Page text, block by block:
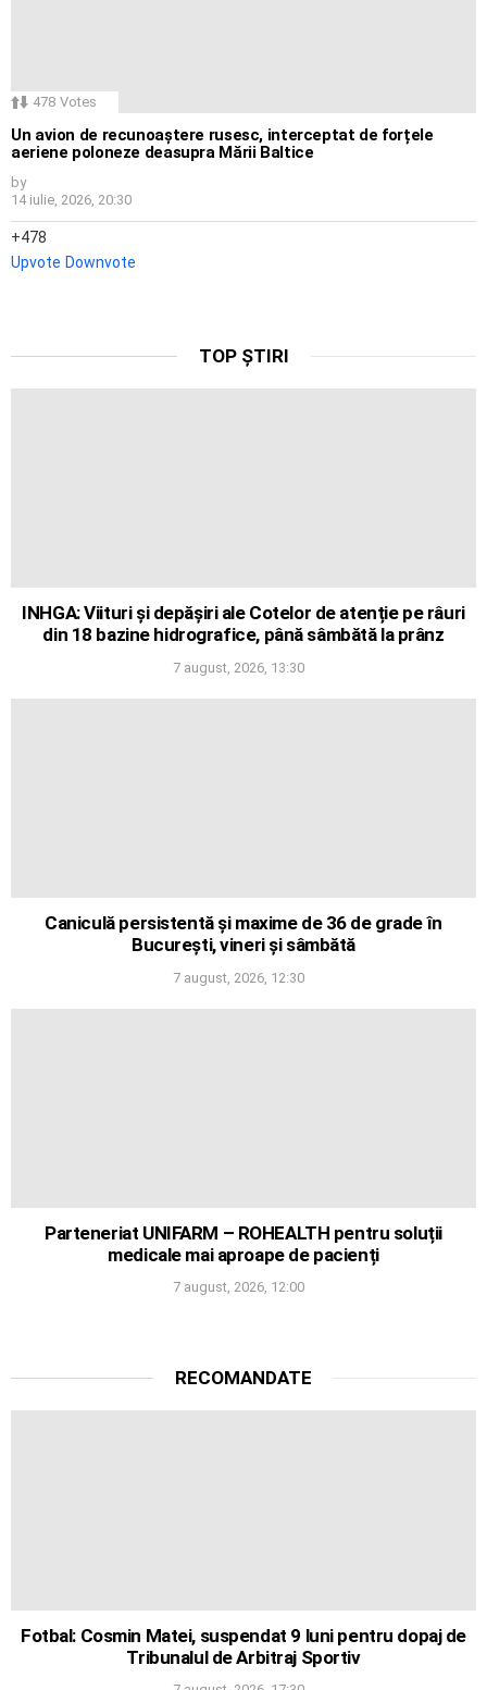
478 Votes
Un avion de recunoaștere rusesc, interceptat de forțele
aeriene poloneze deasupra Mării Baltice
by
14 iulie, 2026, 20:30
478
Upvote Downvote
TOP ȘTIRI
INHGA: Viituri și depășiri ale Cotelor de atenție pe râuri
din 18 bazine hidrografice, până sâmbătă la prânz
7 august, 2026, 13:30
Caniculă persistentă și maxime de 36 de grade în
București, vineri și sâmbătă
7 august, 2026, 12:30
Parteneriat UNIFARM – ROHEALTH pentru soluții
medicale mai aproape de pacienți
7 august, 2026, 12:00
RECOMANDATE
Fotbal: Cosmin Matei, suspendat 9 luni pentru dopaj de
Tribunalul de Arbitraj Sportiv